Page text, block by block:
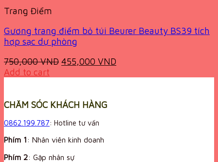
Trang Điểm
Gương trang điểm bỏ túi Beurer Beauty BS39 tích
hợp sạc dự phòng
750,000VND Original
455,000 VND
Add to cart
CHĂM SÓC KHÁCH HÀNG
0862.199.787: Hotline tư vấn
Phím 1: Nhân viên kinh doanh
Phím 2: Gặp nhân sự